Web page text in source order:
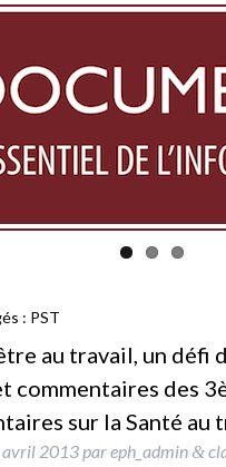
: PST
au travail, un défi
commentaires des
sur la Santé au
avril 2013pareph_admin &